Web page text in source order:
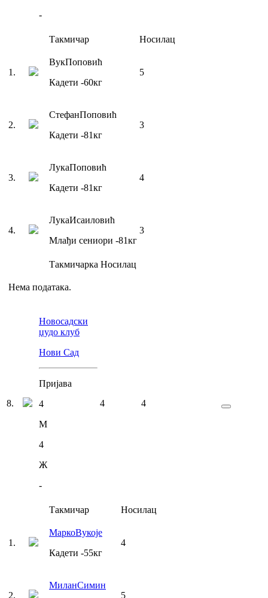
-
Такмичар Носилац
1 .
ВукПоповић
Кадети -60кг
5
2.
СтефанПоповић
Кадети -81кг
3
3.
ЛукаПоповић
Кадети -81кг
4
4.
ЛукаИсаиловић
Млађи сениори -81кг
3
Такмичарка Носилац
Нема података.
8.
Новосадски
џудо клуб
Нови Сад
Пријава
4
М
4
Ж
-
4 4
Такмичар Носилац
1 .
МаркоВукоје
Кадети -55кг
4
2.
МиланСимин
5